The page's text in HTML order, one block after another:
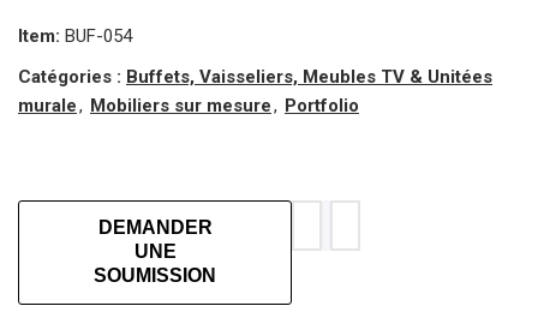
Item: BUF-054
Catégories : Buffets, Vaisseliers, Meubles TV & Unitées
murale, Mobiliers sur mesure, Portfolio
DEMANDER
UNE
SOUMISSION